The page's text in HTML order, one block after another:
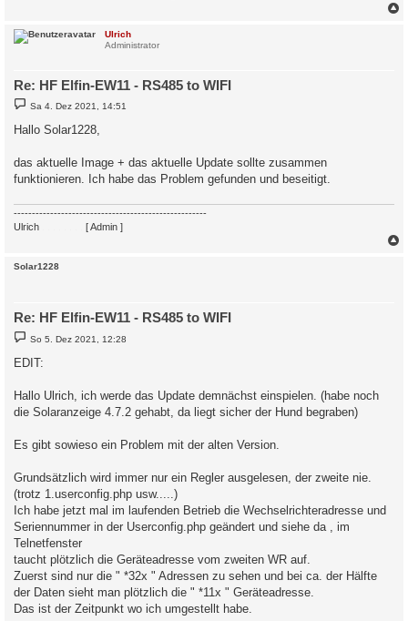
Ulrich
Administrator
Re: HF Elfin-EW11 - RS485 to WIFI
B
i
t
g
Sa 4. Dez 2021, 14:51
Hallo Solar1228,
das aktuelle Image + das aktuelle Update sollte zusammen
funktionieren. Ich habe das Problem gefunden und beseitigt.
-----------------------------------------------------
Ulrich
[ Admin ]
Solar1228
Re: HF Elfin-EW11 - RS485 to WIFI
B
e
i
t
a
g
So 5. Dez 2021, 12:28
EDIT:
Hallo Ulrich, ich werde das Update demnächst einspielen. (habe noch
die Solaranzeige 4.7.2 gehabt, da liegt sicher der Hund begraben)
Es gibt sowieso ein Problem mit der alten Version.
Grundsätzlich wird immer nur ein Regler ausgelesen, der zweite nie.
(trotz 1.userconfig.php usw.....)
Ich habe jetzt mal im laufenden Betrieb die Wechselrichteradresse und
Seriennummer in der Userconfig.php geändert und siehe da , im
Telnetfenster
taucht plötzlich die Geräteadresse vom zweiten WR auf.
Zuerst sind nur die " *32x " Adressen zu sehen und bei ca. der Hälfte
der Daten sieht man plötzlich die " *11x " Geräteadresse.
Das ist der Zeitpunkt wo ich umgestellt habe.